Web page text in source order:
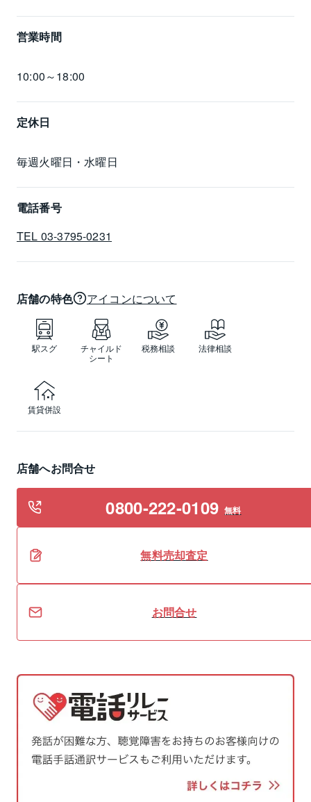
営業時間
10:00～18:00
定休日
毎週火曜日・水曜日
電話番号
TEL 03-3795-0231
店舗の特色 アイコンについて
駅スグ
チャイルド
シート
税務相談 法律相談
賃貸併設
店舗へお問合せ
0800-222-0109 無料
無料売却査定
お問合せ